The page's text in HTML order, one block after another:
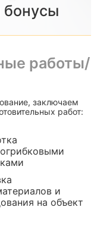
бонусы
работы/
заключаем
работ:
и
на объект